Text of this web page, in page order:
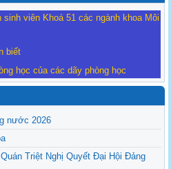
viên Khoá 51 các ngành khoa Môi
biết
học của các dãy phòng học
nước 2026
Triệt Nghị Quyết Đại Hội Đảng